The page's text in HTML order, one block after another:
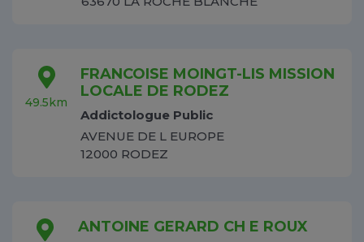
49.5km
FRANCOISE MOINGT-LIS MISSION
LOCALE DE RODEZ
Addictologue Public
AVENUE DE L EUROPE
12000 RODEZ
ANTOINE GERARD CH E ROUX